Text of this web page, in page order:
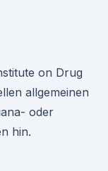
on Drug
allgemeinen
oder
hin.